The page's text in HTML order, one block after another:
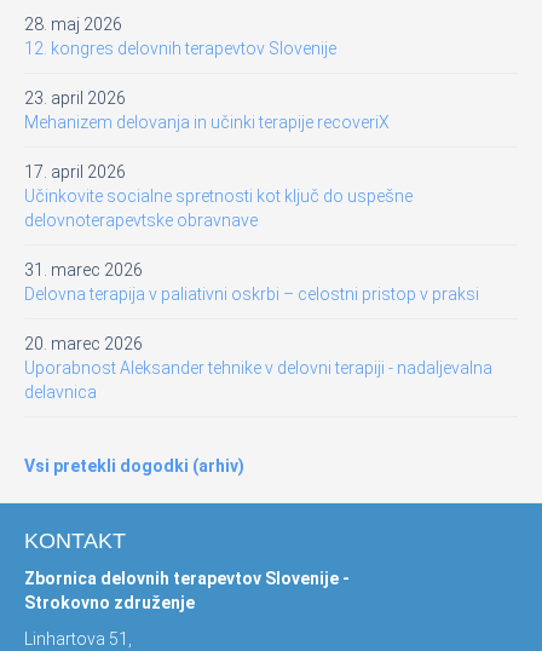
28. maj 2026
12. kongres delovnih terapevtov Slovenije
23. april 2026
Mehanizem delovanja in učinki terapije recoveriX
17. april 2026
Učinkovite socialne spretnosti kot ključ do uspešne
delovnoterapevtske obravnave
31. marec 2026
Delovna terapija v paliativni oskrbi – celostni pristop v praksi
20. marec 2026
Uporabnost Aleksander tehnike v delovni terapiji - nadaljevalna
delavnica
Vsi pretekli dogodki (arhiv)
KONTAKT
Zbornica delovnih terapevtov Slovenije -
Strokovno združenje
Linhartova 51,